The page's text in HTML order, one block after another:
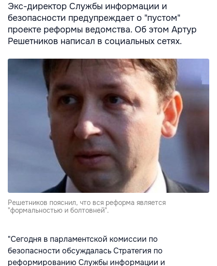
Экс-директор Службы информации и
безопасности предупреждает о "пустом"
проекте реформы ведомства. Об этом Артур
Решетников написал в социальных сетях.
Решетников пояснил, что вся реформа является
"формальностью и болтовней".
"Сегодня в парламентской комиссии по
безопасности обсуждалась Стратегия по
реформированию Службы информации и